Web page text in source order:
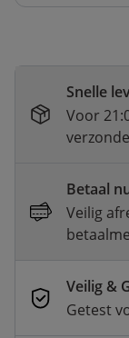
Snelle
Voor
Betaal
Veilig
Veilig &
Getest